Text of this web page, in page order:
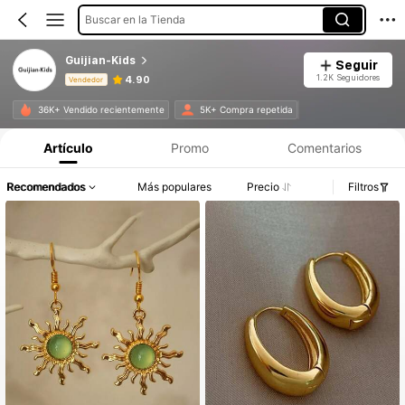
Buscar en la Tienda
Guijian-Kids
Vendedor 4.90
Seguir
1.2K Seguidores
36K+ Vendido recientemente 5K+ Compra repetida
Artículo Promo Comentarios
Recomendados Más populares Precio Filtros